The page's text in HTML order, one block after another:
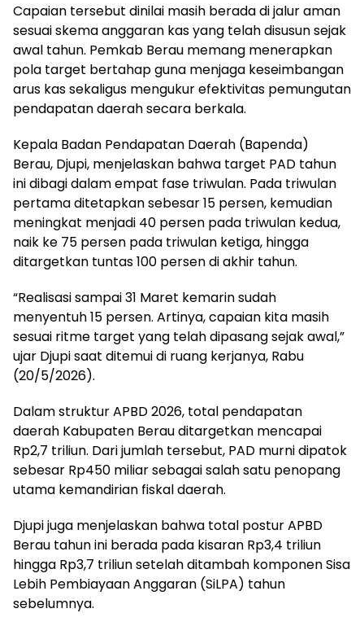
Capaian tersebut dinilai masih berada di jalur aman
sesuai skema anggaran kas yang telah disusun sejak
awal tahun. Pemkab Berau memang menerapkan
pola target bertahap guna menjaga keseimbangan
arus kas sekaligus mengukur efektivitas pemungutan
pendapatan daerah secara berkala.
Kepala Badan Pendapatan Daerah (Bapenda)
Berau, Djupi, menjelaskan bahwa target PAD tahun
ini dibagi dalam empat fase triwulan. Pada triwulan
pertama ditetapkan sebesar 15 persen, kemudian
meningkat menjadi 40 persen pada triwulan kedua,
naik ke 75 persen pada triwulan ketiga, hingga
ditargetkan tuntas 100 persen di akhir tahun.
“Realisasi sampai 31 Maret kemarin sudah
menyentuh 15 persen. Artinya, capaian kita masih
sesuai ritme target yang telah dipasang sejak awal,”
ujar Djupi saat ditemui di ruang kerjanya, Rabu
(20/5/2026).
Dalam struktur APBD 2026, total pendapatan
daerah Kabupaten Berau ditargetkan mencapai
Rp2,7 triliun. Dari jumlah tersebut, PAD murni dipatok
sebesar Rp450 miliar sebagai salah satu penopang
utama kemandirian fiskal daerah.
Djupi juga menjelaskan bahwa total postur APBD
Berau tahun ini berada pada kisaran Rp3,4 triliun
hingga Rp3,7 triliun setelah ditambah komponen Sisa
Lebih Pembiayaan Anggaran (SiLPA) tahun
sebelumnya.